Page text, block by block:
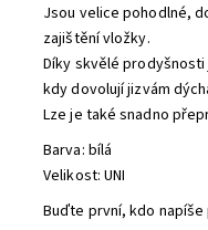
Jsou velice pohodlné,
zajištění vložky.
Díky skvělé
kdy dovolují jizvám
Lze je také snadno
Barva: bílá
Velikost: UNI
Buďte první, kdo